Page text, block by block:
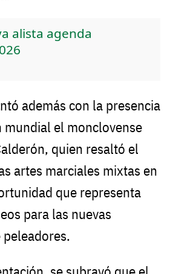
alista agenda
además con la presencia
mundial el monclovense
quien resaltó el
artes marciales mixtas en
que representa
para las nuevas
peleadores.